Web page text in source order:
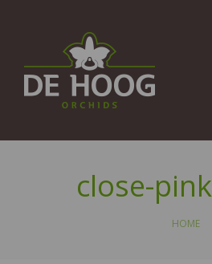
close-
HOME